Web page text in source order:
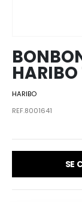
images
gallery
HARIBO
REF.8001641
SE